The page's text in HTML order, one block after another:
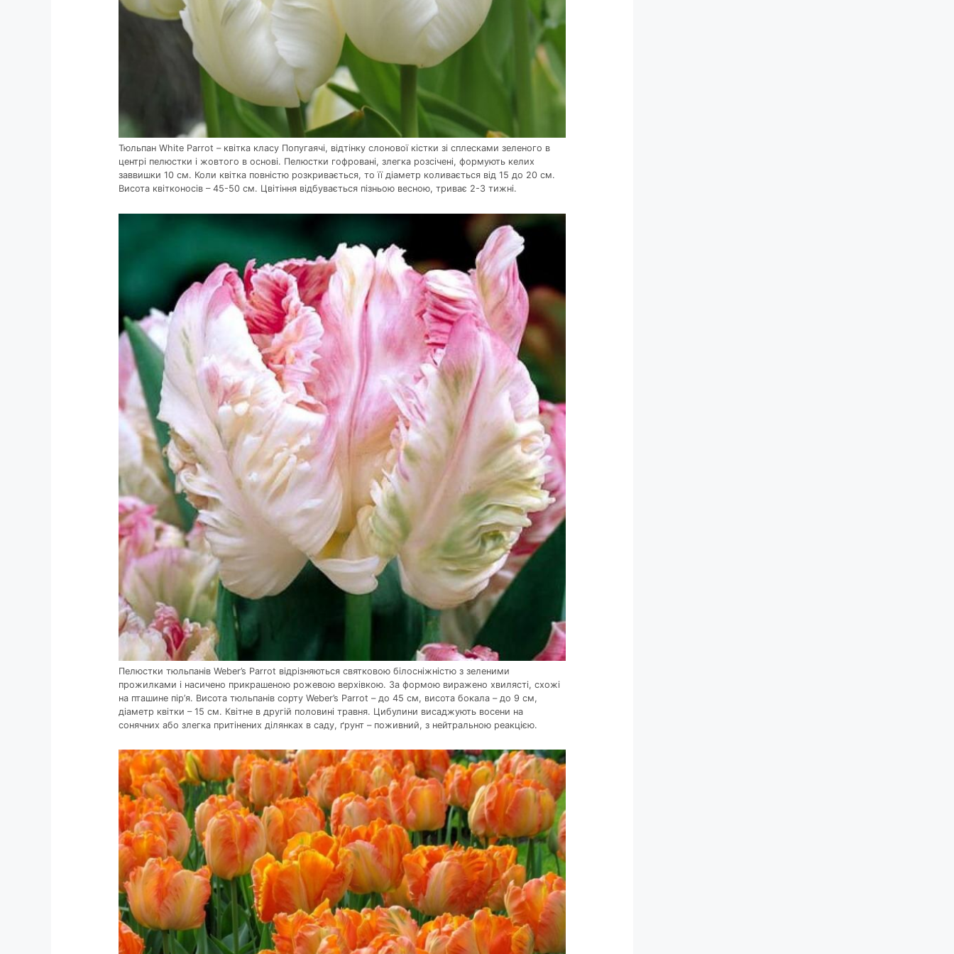
Тюльпан White Parrot – квітка класу Попугаячі, відтінку слонової кістки зі сплесками зеленого в
центрі пелюстки і жовтого в основі. Пелюстки гофровані, злегка розсічені, формують келих
заввишки 10 см. Коли квітка повністю розкривається, то її діаметр коливається від 15 до 20 см.
Висота квітконосів – 45-50 см. Цвітіння відбувається пізньою весною, триває 2-3 тижні.
Пелюстки тюльпанів Weber’s Parrot відрізняються святковою білосніжністю з зеленими
прожилками і насичено прикрашеною рожевою верхівкою. За формою виражено хвилясті, схожі
на пташине пір’я. Висота тюльпанів сорту Weber’s Parrot – до 45 см, висота бокала – до 9 см,
діаметр квітки – 15 см. Квітне в другій половині травня. Цибулини висаджують восени на
сонячних або злегка притінених ділянках в саду, ґрунт – поживний, з нейтральною реакцією.